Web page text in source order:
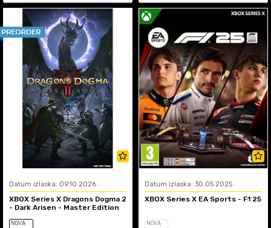
Datum izlaska: 09.10.2026
XBOX Series X Dragons Dogma 2
- Dark Arisen - Master Edition
NOVA
Datum izlaska: 30.05.2025
XBOX Series X EA Sports - F1 25
NOVA